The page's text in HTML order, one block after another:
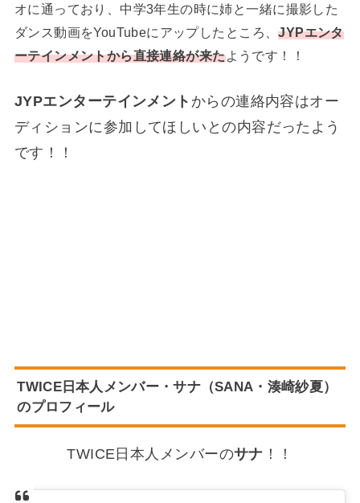
オに通っており、中学3年生の時に姉と一緒に撮影した
ダンス動画をYouTubeにアップしたところ、JYPエンタ
ーテインメントから直接連絡が来たようです！！
JYPエンターテインメント からの連絡内容はオー
ディションに参加してほしいとの内容だったよう
です！！
TWICE日本人メンバー・サナ（SANA・湊崎紗夏）
のプロフィール
TWICE日本人メンバーのサナ ！！